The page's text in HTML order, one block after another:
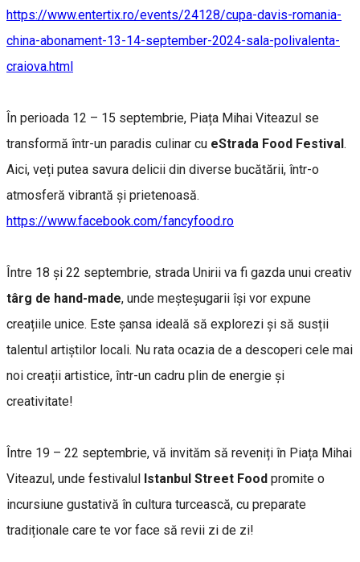
https://www.entertix.ro/events/24128/cupa-davis-romania-
china-abonament-13-14-september-2024-sala-polivalenta-
craiova.html
În perioada 12 – 15 septembrie, Piața Mihai Viteazul se
transformă într-un paradis culinar cu eStrada Food Festival.
Aici, veți putea savura delicii din diverse bucătării, într-o
atmosferă vibrantă și prietenoasă.
https://www.facebook.com/fancyfood.ro
Între 18 și 22 septembrie, strada Unirii va fi gazda unui creativ
târg de hand-made, unde meșteșugarii își vor expune
creațiile unice. Este șansa ideală să explorezi și să susții
talentul artiștilor locali. Nu rata ocazia de a descoperi cele mai
noi creații artistice, într-un cadru plin de energie și
creativitate!
Între 19 – 22 septembrie, vă invităm să reveniți în Piața Mihai
Viteazul, unde festivalul Istanbul Street Food promite o
incursiune gustativă în cultura turcească, cu preparate
tradiționale care te vor face să revii zi de zi!